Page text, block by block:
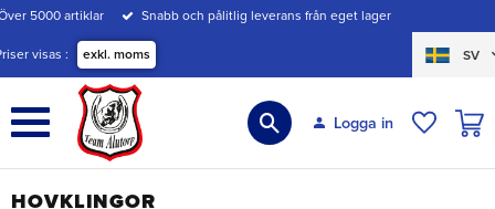
Meny
5000 artiklar Snabb och pålitlig leverans från eget lager
visas exkl. moms SV
Logga in
HOVKLINGOR